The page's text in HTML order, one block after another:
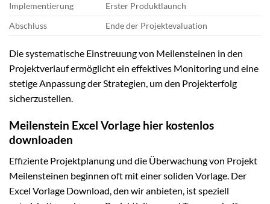
Implementierung
Erster Produktlaunch
Abschluss
Ende der Projektevaluation
Die systematische Einstreuung von Meilensteinen in den
Projektverlauf ermöglicht ein effektives Monitoring und eine
stetige Anpassung der Strategien, um den Projekterfolg
sicherzustellen.
Meilenstein Excel Vorlage hier kostenlos
downloaden
Effiziente Projektplanung und die Überwachung von Projekt
Meilensteinen beginnen oft mit einer soliden Vorlage. Der
Excel Vorlage Download, den wir anbieten, ist speziell